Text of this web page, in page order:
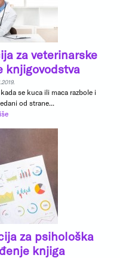
za veterinarske
knjigovodstva
se kuca ili maca razbole i
od strane...
za psihološka
knjiga